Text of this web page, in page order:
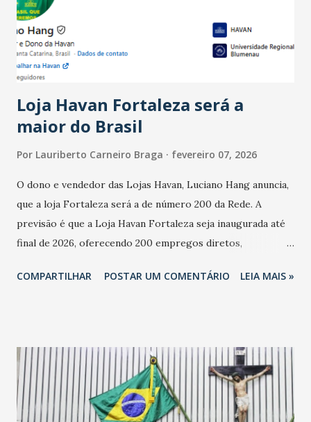
registraram equilíbrio financeiro. Já o percentual de
estabelecimentos no prejuízo ficou em 19%, pouco abaixo
do observado no mês anterior. Outros 1% não existiam em
novembro. Em relação a outubro, o faturamento também
cresceu. De acordo com a pesquisa, 44% dos n...
Loja Havan Fortaleza será a
maior do Brasil
Por Lauriberto Carneiro Braga fevereiro 07, 2026
O dono e vendedor das Lojas Havan, Luciano Hang anuncia,
que a loja Fortaleza será a de número 200 da Rede. A
previsão é que a Loja Havan Fortaleza seja inaugurada até
final de 2026, oferecendo 200 empregos diretos,
Havan Fortaleza ainda não foi anunciada oficialmente, mas
COMPARTILHAR POSTAR UM COMENTÁRIO LEIA MAIS »